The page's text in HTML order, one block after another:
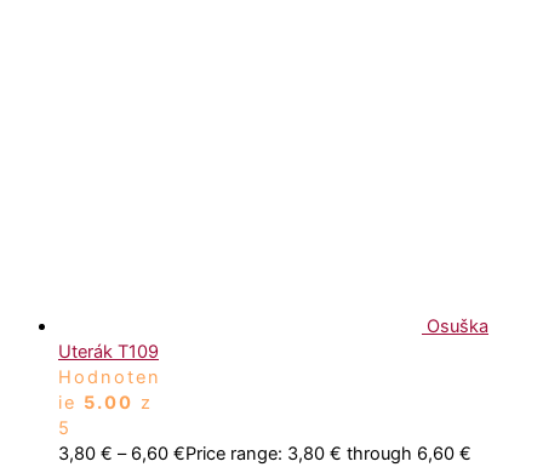
Osuška
Uterák T109
Hodnoten
ie 5.00 z
5
3,80 € – 6,60 €Price range: 3,80 € through 6,60 €